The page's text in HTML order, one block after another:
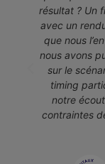
résultat ? Un
avec un
que nous
nous avons
sur le
timing
notre
contraintes